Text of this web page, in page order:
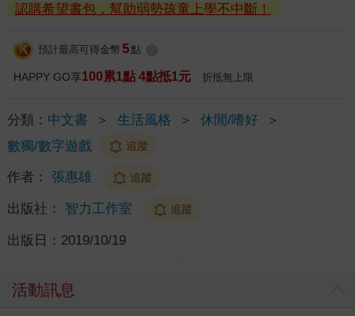
認購希望書包，幫助弱勢孩童上學不中斷！
預計最高可得金幣 5 點
HAPPY GO享100累1點 4點抵1元 折抵無上限
分類： 中文書 ＞ 生活風格 ＞ 休閒/嗜好
＞
數獨/數字遊戲
追蹤
作者： 張惠雄 追蹤
出版社： 智力工作室 追蹤
出版日： 2019/10/19
活動訊息